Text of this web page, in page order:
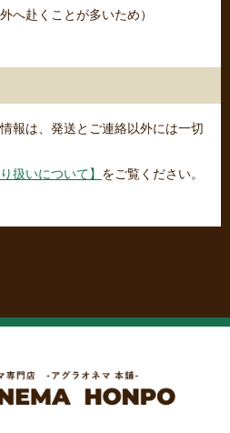
へ赴くことが多いため）
報は、発送とご連絡以外には一切
扱いについて】 をご覧ください。